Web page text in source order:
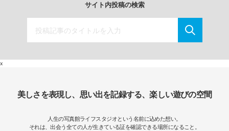
サイト内投稿の検索
x
美しさを表現し、思い出を記録する、楽しい遊びの空間
人生の写真館ライフスタジオという名前に込めた想い。
それは、出会う全ての人が生きている証を確認できる場所になること。